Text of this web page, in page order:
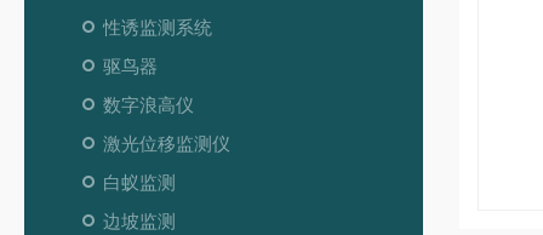
性诱监测系统
驱鸟器
数字浪高仪
激光位移监测仪
白蚁监测
边坡监测